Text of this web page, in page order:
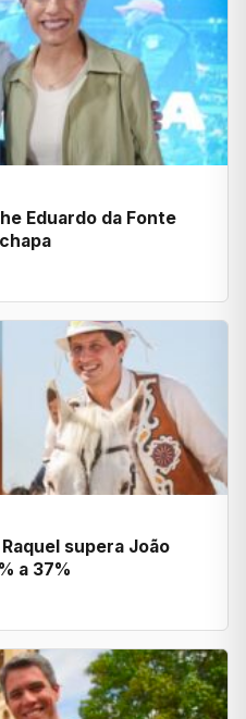
Eduardo da Fonte
supera João
a 37%